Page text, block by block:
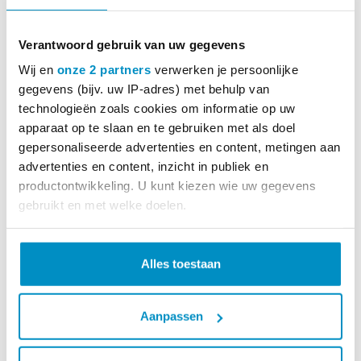
Verantwoord gebruik van uw gegevens
Wij en onze 2 partners verwerken je persoonlijke
gegevens (bijv. uw IP-adres) met behulp van
technologieën zoals cookies om informatie op uw
apparaat op te slaan en te gebruiken met als doel
gepersonaliseerde advertenties en content, metingen aan
advertenties en content, inzicht in publiek en
productontwikkeling. U kunt kiezen wie uw gegevens
gebruikt en met welke doelen.
Lees meer over hoe uw persoonlijke gegevens worden
verwerkt en stel uw voorkeuren in het
U kunt uw toestemming op elk moment wijzigen of
We gebruiken cookies om content en advertenties te
Alles toestaan
Aanpassen
MEER INFO
Fixatiegordel 350x5cm veiligheidssluiting